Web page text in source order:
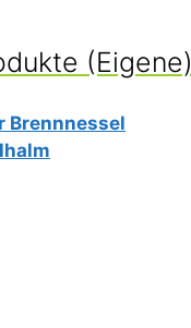
(Eigene)
Brennnessel